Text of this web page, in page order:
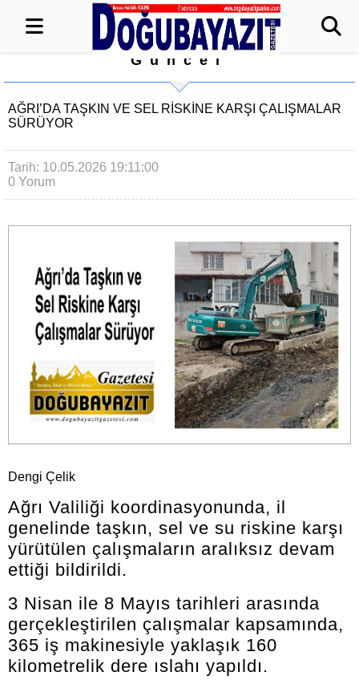
Güncel
AĞRI’DA TAŞKIN VE SEL RISKINE KARŞI ÇALIŞMALAR
SÜRÜYOR
Tarih: 10.05.2026 19:11:00
0 Yorum
Dengi Çelik
Ağrı Valiliği koordinasyonunda, il
genelinde taşkın, sel ve su riskine karşı
yürütülen çalışmaların aralıksız devam
ettiği bildirildi.
3 Nisan ile 8 Mayıs tarihleri arasında
gerçekleştirilen çalışmalar kapsamında,
365 iş makinesiyle yaklaşık 160
kilometrelik dere ıslahı yapıldı.